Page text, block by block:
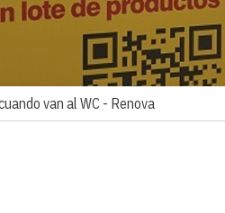
van al WC - Renova